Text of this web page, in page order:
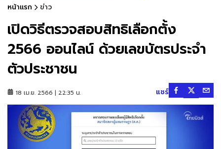
หน้าแรก ข่าว
เปิดวิธีตรวจสอบสิทธิเลือกตั้ง
2566 ออนไลน์ ด้วยเลขบัตรประจำ
ตัวประชาชน
18 เม.ย. 2566 | 22:35 น. แชร์